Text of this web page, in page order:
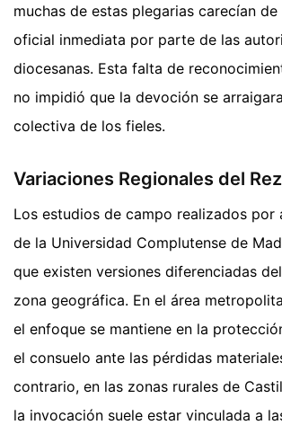
muchas de estas plegarias carecían
oficial inmediata por parte de las
diocesanas. Esta falta de
no impidió que la devoción se
colectiva de los fieles.
Variaciones Regionales del
Los estudios de campo realizados por
de la Universidad Complutense de
que existen versiones diferenciadas
zona geográfica. En el área
el enfoque se mantiene en la
el consuelo ante las pérdidas
contrario, en las zonas rurales de
la invocación suele estar vinculada a